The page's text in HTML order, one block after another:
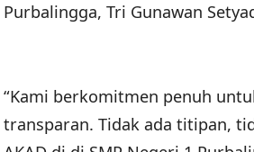
Purbalingga, Tri Gunawan
“Kami berkomitmen penuh
transparan. Tidak ada titipan,